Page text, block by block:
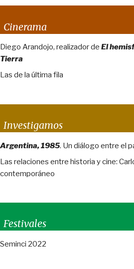
Cinerama
Diego Arandojo, realizador de El
Tierra
Las de la última fila
Investigamos
Argentina, 1985. Un diálogo entre el
Las relaciones entre historia y cine:
contemporáneo
Festivales
Seminci 2022